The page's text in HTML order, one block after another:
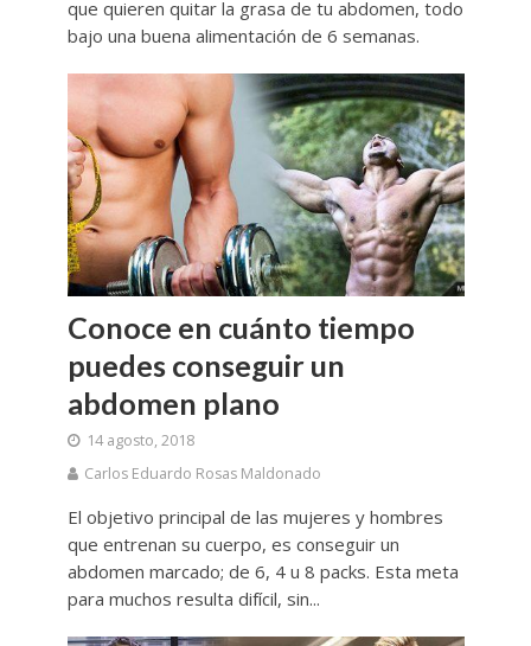
que quieren quitar la grasa de tu abdomen, todo
bajo una buena alimentación de 6 semanas.
Conoce en cuánto tiempo
puedes conseguir un
abdomen plano
14 agosto, 2018
Carlos Eduardo Rosas Maldonado
El objetivo principal de las mujeres y hombres
que entrenan su cuerpo, es conseguir un
abdomen marcado; de 6, 4 u 8 packs. Esta meta
para muchos resulta difícil, sin...